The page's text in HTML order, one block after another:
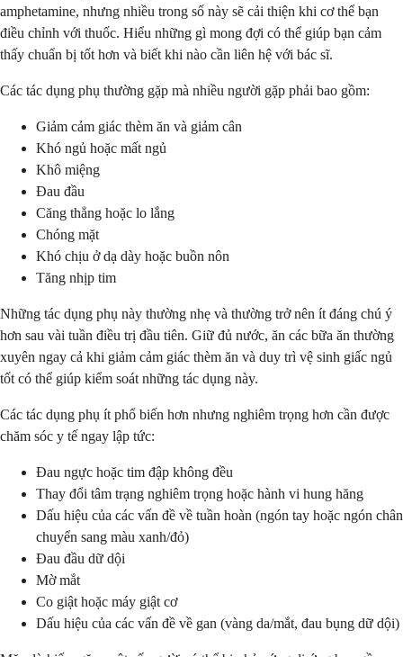
amphetamine, nhưng nhiều trong số này sẽ cải thiện khi cơ thể bạn
điều chỉnh với thuốc. Hiểu những gì mong đợi có thể giúp bạn cảm
thấy chuẩn bị tốt hơn và biết khi nào cần liên hệ với bác sĩ.
Các tác dụng phụ thường gặp mà nhiều người gặp phải bao gồm:
Giảm cảm giác thèm ăn và giảm cân
Khó ngủ hoặc mất ngủ
Khô miệng
Đau đầu
Căng thẳng hoặc lo lắng
Chóng mặt
Khó chịu ở dạ dày hoặc buồn nôn
Tăng nhịp tim
Những tác dụng phụ này thường nhẹ và thường trở nên ít đáng chú ý
hơn sau vài tuần điều trị đầu tiên. Giữ đủ nước, ăn các bữa ăn thường
xuyên ngay cả khi giảm cảm giác thèm ăn và duy trì vệ sinh giấc ngủ
tốt có thể giúp kiểm soát những tác dụng này.
Các tác dụng phụ ít phổ biến hơn nhưng nghiêm trọng hơn cần được
chăm sóc y tế ngay lập tức:
Đau ngực hoặc tim đập không đều
Thay đổi tâm trạng nghiêm trọng hoặc hành vi hung hăng
Dấu hiệu của các vấn đề về tuần hoàn (ngón tay hoặc ngón chân
chuyển sang màu xanh/đỏ)
Đau đầu dữ dội
Mờ mắt
Co giật hoặc máy giật cơ
Dấu hiệu của các vấn đề về gan (vàng da/mắt, đau bụng dữ dội)